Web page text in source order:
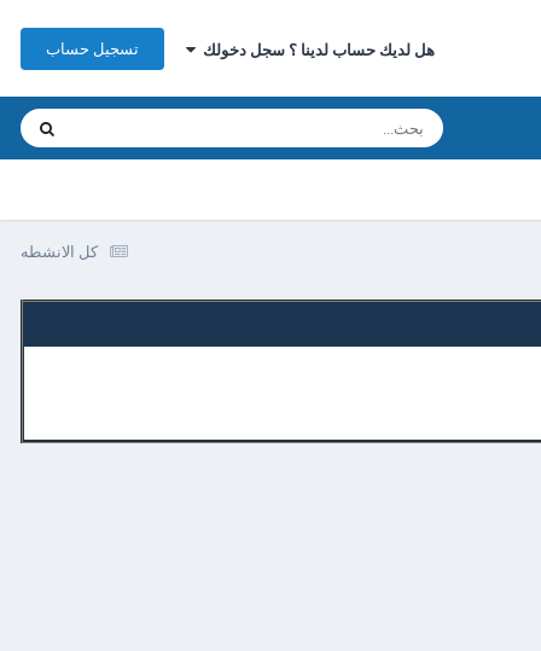
هل لديك حساب لدينا ؟ سجل دخولك تسجيل حساب
كل الانشطه